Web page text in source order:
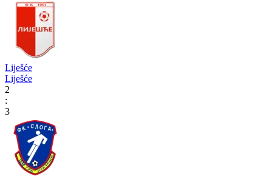
Liješće
Liješće
2
:
3